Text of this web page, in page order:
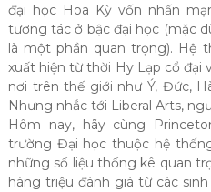
đại học Hoa Kỳ vốn nhấn
tương tác ở bậc đại học (mặc
là một phần quan trọng). Hệ
xuất hiện từ thời Hy Lạp cổ đại
nơi trên thế giới như Ý, Đức,
Nhưng nhắc tới Liberal Arts,
Hôm nay, hãy cùng
trường Đại học thuộc hệ
những số liệu thống kê quan
hàng triệu đánh giá từ các